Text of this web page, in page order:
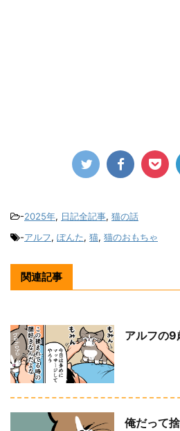
-2025年, 日記全記事, 猫の話
-アルフ, ぽんた, 猫, 猫のおもちゃ
関連記事
アルフの9
俺だって